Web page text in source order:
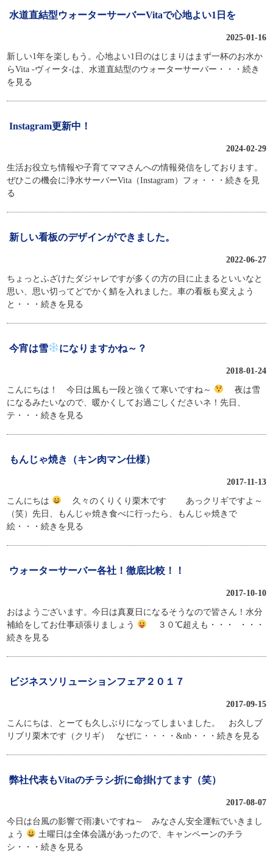
水道直結型ウォーターサーバーVitaで心地よい1日を
2025-01-16
新しい1年を楽しもう。心地よい1日のはじまりはまず一杯のお水か
らVita -ヴィータ-は、水道直結型のウォーターサーバー ・・・続き
を見る
Instagram更新中！
2024-02-29
生活お役立ち情報や子育てママさんへの情報発信をしております。
ぜひこの機会に浄水サーバーVita（Instagram）フォ ・・・続きを見
る
新しい看板のデザインができました。
2022-06-27
ちょっとふざけたダジャレですが多くの方の目に止まるといいなと
思い、思い切ってどでかく鯖を入れました。車の看板も変えよう
と ・・・続きを見る
今宵は雪 になりますかね～？
2018-01-24
こんにちは！ 今日は風も一段と強くて寒いですね～
夜は雪
になるみたいなので、暖かくしてお過ごしくださいネ！先日、
テ ・・・続きを見る
もんじゃ焼き（キン肉マン仕様）
2017-11-13
こんにちは
久々のくりくり栗木です あっクリギですよ～
（笑）先日、もんじゃ焼き食べに行ったら、もんじゃ焼きで
絵 ・・・続きを見る
ウォーターサーバー各社！徹底比較！！
2017-10-10
おはようございます。今日は真夏日になるそうなので皆さん！水分
補給をしてお仕事頑張りましょう
３０℃超えも・・・
・・・
続きを見る
ビジネスソリューションフェア２０１７
2017-09-15
こんにちは、とーても久しぶりになってしまいました。 お久しブ
リブリ栗木です（クリギ） なぜに・・・・&nb ・・・続きを見る
弊社代表もVitaのチラシ折に命掛けてます（笑）
2017-08-07
今日は台風の影響で雨凄いですね～ みなさん安全運転でいきまし
ょう
土曜日は全体会議があったので、キャンペーンのチラ
シ ・・・続きを見る